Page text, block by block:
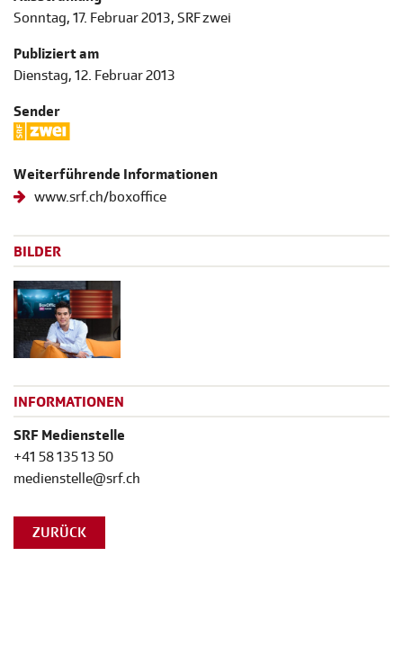
Sonntag, 17. Februar 2013, SRF zwei
Publiziert am
Dienstag, 12. Februar 2013
Sender
Weiterführende Informationen
www.srf.ch/boxoffice
BILDER
INFORMATIONEN
SRF Medienstelle
+41 58 135 13 50
medienstelle@srf.ch
ZURÜCK